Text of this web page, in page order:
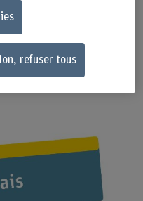
et des
que
artefacts
refuser tous